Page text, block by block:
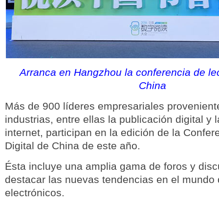
Arranca en Hangzhou la conferencia de
China
Más de 900 líderes empresariales
industrias, entre ellas la publicación digital y
internet, participan en la edición de la
Digital de China de este año.
Ésta incluye una amplia gama de foros y
destacar las nuevas tendencias en el mundo
electrónicos.